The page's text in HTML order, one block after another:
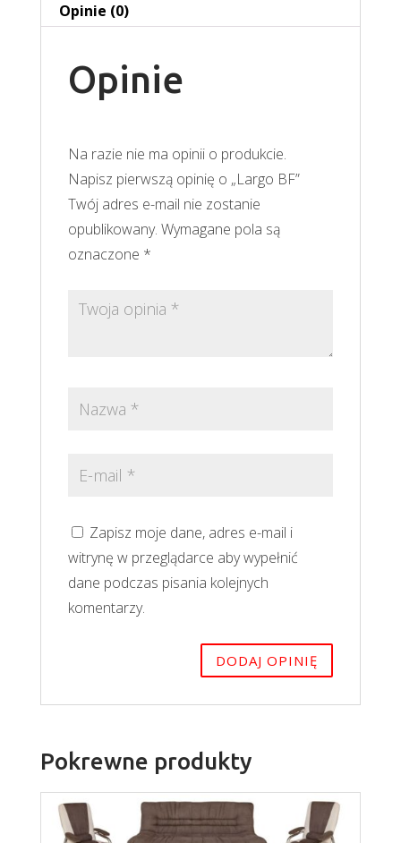
Opinie (0)
Opinie
Na razie nie ma opinii o produkcie.
Napisz pierwszą opinię o „Largo BF”
Twój adres e-mail nie zostanie
opublikowany. Wymagane pola są
oznaczone *
Zapisz moje dane, adres e-mail i
witrynę w przeglądarce aby wypełnić
dane podczas pisania kolejnych
komentarzy.
Pokrewne produkty